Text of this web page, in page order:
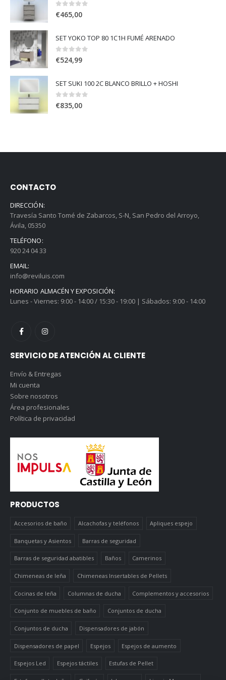
0 out of 5
€465,00
SET YOKO TOP 80 1C1H FUMÉ ARENADO
0out of 5
€524,99
SET SUKI 100 2C BLANCO BRILLO + HOSHI
0out of 5
€835,00
CONTACTO
DIRECCIÓN:
Travesía Santo Tomé de Zabarcos, S-N, San Pedro del Arroyo,
Ávila, 05350
TELÉFONO:
920 24 04 33
EMAIL:
info@reviluis.com
HORARIO ALMACÉN Y EXPOSICIÓN:
Lunes - Viernes: 9:00 - 14:00 / 15:30 - 19:00 | Sábados: 9:00 - 14:00
SERVICIO DE ATENCIÓN AL CLIENTE
Envío & Entregas
Mi cuenta
Sobre nosotros
Área profesionales
Política de privacidad
PRODUCTOS
Accesorios de baño Alcachofas y teléfonos Apliques espejo
Banquetas y Asientos Barras de seguridad
Barras de seguridad abatibles Baños Camerinos
Chimeneas de leña Chimeneas Insertables de Pellets
Cocinas de leña Columnas de ducha Complementos y accesorios
Conjunto de muebles de baño Conjuntos de ducha
Conjuntos de ducha Dispensadores de jabón
Dispensadores de papel Espejos Espejos de aumento
Espejos Led Espejos táctiles Estufas de Pellet